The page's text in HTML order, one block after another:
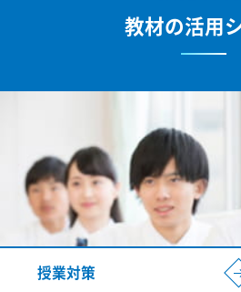
教材の活用
授業対策